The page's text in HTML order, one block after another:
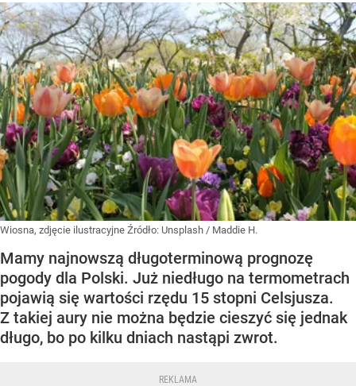
Wiosna, zdjęcie ilustracyjne Źródło: Unsplash / Maddie H.
Mamy najnowszą długoterminową prognozę
pogody dla Polski. Już niedługo na termometrach
pojawią się wartości rzędu 15 stopni Celsjusza.
Z takiej aury nie można będzie cieszyć się jednak
długo, bo po kilku dniach nastąpi zwrot.